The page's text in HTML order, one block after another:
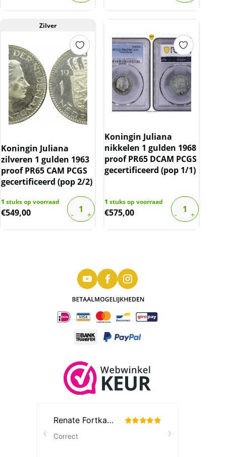
Zilver
Koningin Juliana
zilveren 1 gulden 1963
proof PR65 CAM PCGS
gecertificeerd (pop 2/2)
1 stuks op voorraad
€549,00
Koningin Juliana
nikkelen 1 gulden 1968
proof PR65 DCAM PCGS
gecertificeerd (pop 1/1)
1 stuks op voorraad
€575,00
Koningin Juliana 2 1/2 gulden 1966 MS64
PCGS (pop 5/20)
Dit is een door de PCGS gecertificeerde en
Koningin Juliana. Het betreft hier
zilveren rijksdaalder van Nederland
door PCGS bepaalde kwaliteit is MS64. Bij
PCGS zijn er 5 munten in deze kwaliteit. Bij
kwaliteit.
Het certificaatnummer is 47538401 en